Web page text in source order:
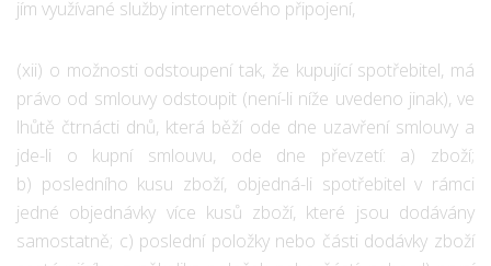
jím využívané služby internetového připojení,
(xii) o možnosti odstoupení tak, že kupující spotřebitel, má
právo od smlouvy odstoupit (není-li níže uvedeno jinak), ve
lhůtě čtrnácti dnů, která běží ode dne uzavření smlouvy a
jde-li o kupní smlouvu, ode dne převzetí: a) zboží;
b) posledního kusu zboží, objedná-li spotřebitel v rámci
jedné objednávky více kusů zboží, které jsou dodávány
samostatně; c) poslední položky nebo části dodávky zboží